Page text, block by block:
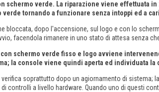
schermo verde. La riparazione viene effettuata in
verde tornando a funzionare senza intoppi ed a
bloccata, dopo l'accensione, sul logo e con lo
facendola rimanere in uno stato di attesa senza
con schermo verde fisso e logo avviene
la console viene quindi aperta ed individuata
verifica soprattutto dopo un agiornamento di sistema;
di controlli a livello hardware. Quando uno di questi